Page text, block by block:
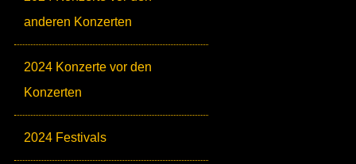
anderen Konzerten
2024 Konzerte vor den
Konzerten
2024 Festivals